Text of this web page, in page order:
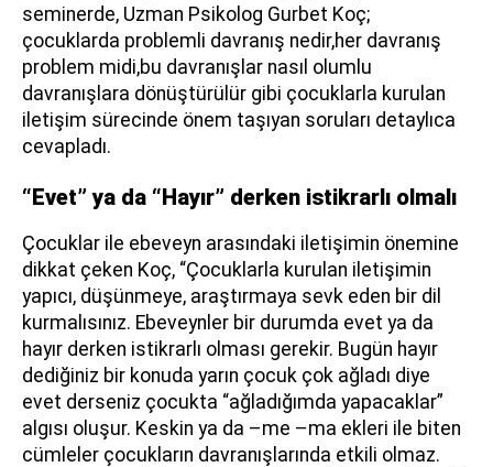
seminerde, Uzman Psikolog Gurbet Koç;
çocuklarda problemli davranış nedir,her davranış
problem midi,bu davranışlar nasıl olumlu
davranışlara dönüştürülür gibi çocuklarla kurulan
iletişim sürecinde önem taşıyan soruları detaylıca
cevapladı.
“Evet” ya da “Hayır” derken istikrarlı olmalı
Çocuklar ile ebeveyn arasındaki iletişimin önemine
dikkat çeken Koç, “Çocuklarla kurulan iletişimin
yapıcı, düşünmeye, araştırmaya sevk eden bir dil
kurmalısınız. Ebeveynler bir durumda evet ya da
hayır derken istikrarlı olması gerekir. Bugün hayır
dediğiniz bir konuda yarın çocuk çok ağladı diye
evet derseniz çocukta “ağladığımda yapacaklar”
algısı oluşur. Keskin ya da –me –ma ekleri ile biten
cümleler çocukların davranışlarında etkili olmaz.